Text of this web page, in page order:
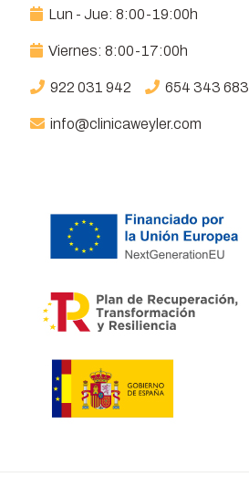
Lun - Jue: 8:00-19:00h
Viernes: 8:00-17:00h
922 031 942 654 343 683
info@clinicaweyler.com